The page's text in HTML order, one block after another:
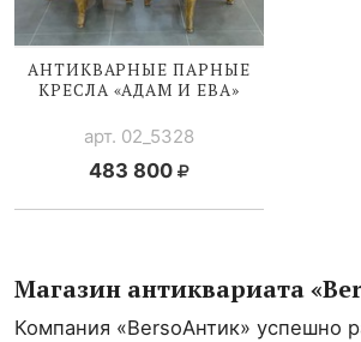
АНТИКВАРНЫЕ ПАРНЫЕ
КРЕСЛА «АДАМ И ЕВА»
арт. 02_5328
483 800
Магазин антиквариата
Компания «BersoАнтик» успешно